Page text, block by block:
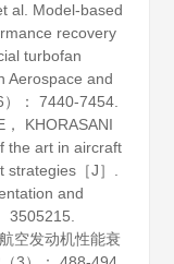
al. Model-based
recovery
turbofan
Aerospace and
6）： 7440-7454.
KHORASANI
the art in aircraft
［J］.
and
3505215.
空发动机性能衰